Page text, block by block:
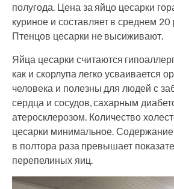
полугода. Цена за яйцо цесарки
куриное и составляет в среднем 20
Птенцов цесарки не высиживают.
Яйца цесарки считаются
как и скорлупа легко усваивается
человека и полезны для людей с
сердца и сосудов, сахарным
атеросклерозом. Количество
цесарки минимальное.
в полтора раза превышает
перепелиных яиц.